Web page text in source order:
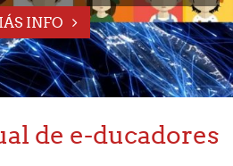
INFO
de e-ducadores